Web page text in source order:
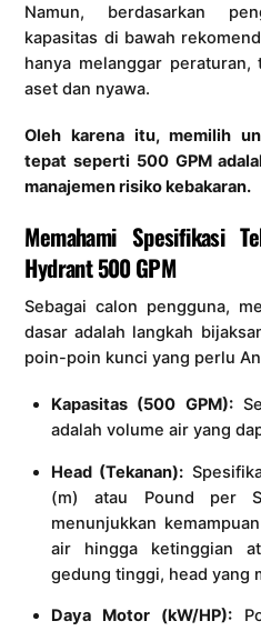
Namun, berdasarkan
kapasitas di bawah
hanya melanggar peraturan,
aset dan nyawa.
Oleh karena itu, memilih
tepat seperti 500 GPM
manajemen risiko kebakaran.
Memahami Spesifikasi
Hydrant 500 GPM
Sebagai calon pengguna,
dasar adalah langkah
poin-poin kunci yang perlu
Kapasitas (500 GPM):
adalah volume air yang
Head (Tekanan):
(m) atau Pound per
menunjukkan
air hingga ketinggian
gedung tinggi, head yang
Daya Motor (kW/HP):